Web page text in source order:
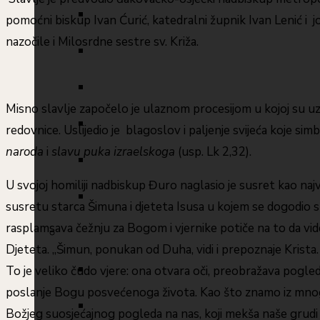
pomoćni biskup Ivan Ćurić, katedralni župnik Ivan Lenić i
nazočile i Milosrdne sestre sv. Križa.
Misno slavlje započelo je ulaznom procesijom u kojoj su
redovnice. Uslijedio je blagoslov i paljenje svijeća koje
naroda i slavu puka izraelskoga (usp. Lk 2,32).
U svojoj homiliji nadbiskup Đuro naglasio je susret kao
susretu starca Šimuna i djeteta Isusa u kojem se dogodio
rasplamsava čežnju za Bogom i vjernike potiče na to da
Djeteta. „Šimun, ponukan od Duha, vidi i prepoznaje
To je veliko čudo vjere: ona otvara oči, preobražava
poslanje Bogu posvećenoga života. Kao što znamo iz
Božjeg suosjećajnog pogleda na nas, koji mekša naše